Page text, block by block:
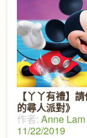
【丫丫有禮】
的尋人派對》
作者: Anne Lam
11/22/2019